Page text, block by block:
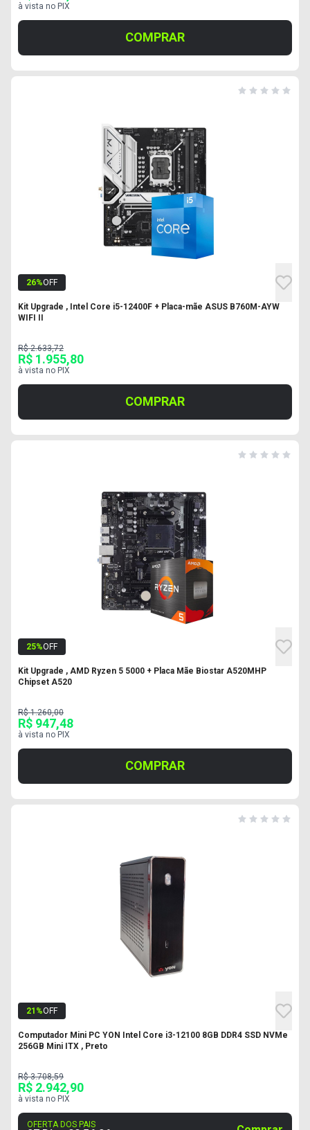
à vista no PIX
COMPRAR
26%OFF
Kit Upgrade , Intel Core i5-12400F + Placa-mãe ASUS B760M-AYW
WIFI II
R$ 2.633,72
R$ 1.955,80
à vista no PIX
COMPRAR
25%OFF
Kit Upgrade , AMD Ryzen 5 5000 + Placa Mãe Biostar A520MHP
Chipset A520
R$ 1.260,00
R$ 947,48
à vista no PIX
COMPRAR
21 %OFF
Computador Mini PC YON Intel Core i3-12100 8GB DDR4 SSD NVMe
256GB Mini ITX , Preto
R$ 3.708,59
R$ 2.942,90
à vista no PIX
OFERTA DOS PAIS